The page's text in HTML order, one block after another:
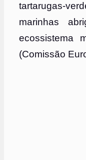
tartarugas-
marinhas
ecossistema
(Comissão